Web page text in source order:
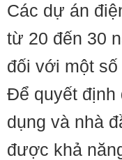
Các dự án
từ 20 đến 30
đối với một
Để quyết định
dụng và nhà
được khả